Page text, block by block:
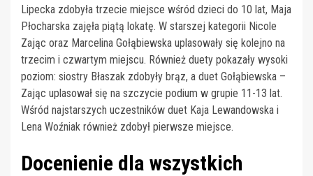
Lipecka zdobyła trzecie miejsce wśród dzieci do 10 lat, Maja
Płocharska zajęła piątą lokatę. W starszej kategorii Nicole
Zając oraz Marcelina Gołąbiewska uplasowały się kolejno na
trzecim i czwartym miejscu. Również duety pokazały wysoki
poziom: siostry Błaszak zdobyły brąz, a duet Gołąbiewska –
Zając uplasował się na szczycie podium w grupie 11-13 lat.
Wśród najstarszych uczestników duet Kaja Lewandowska i
Lena Woźniak również zdobył pierwsze miejsce.
Docenienie dla wszystkich